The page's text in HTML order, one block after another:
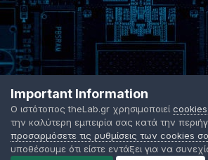
Important Information
Ο ιστότοπος theLab.gr χρησιμοποιεί cookies
την καλύτερη εμπειρία σας κατά την
προσαρμόσετε τις ρυθμίσεις των cookies
υποθέσουμε ότι είστε εντάξει για να